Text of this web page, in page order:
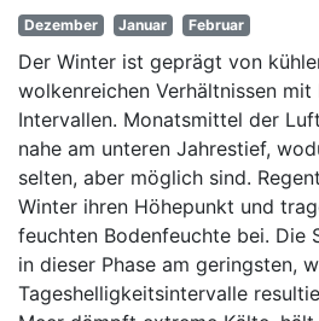
Dezember Januar Februar
Der Winter ist geprägt von
wolkenreichen Verhältnissen
Intervallen. Monatsmittel der
nahe am unteren Jahrestief,
selten, aber möglich sind.
Winter ihren Höhepunkt und
feuchten Bodenfeuchte bei. Die
in dieser Phase am geringsten,
Tageshelligkeitsintervalle